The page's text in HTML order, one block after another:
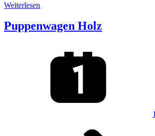
Weiterlesen
Puppenwagen Holz